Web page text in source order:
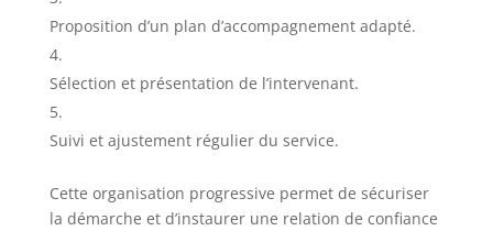
Proposition d’un plan d’accompagnement adapté.
Sélection et présentation de l’intervenant.
Suivi et ajustement régulier du service.
Cette organisation progressive permet de sécuriser
la démarche et d’instaurer une relation de confiance